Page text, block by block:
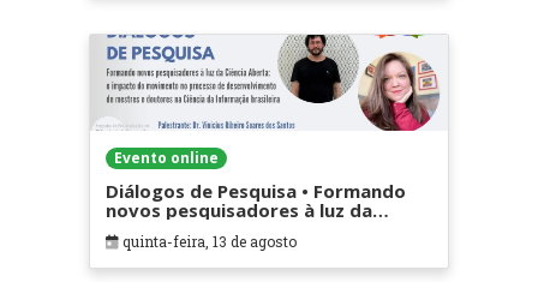
Evento online
Diálogos de Pesquisa • Formando
novos pesquisadores à luz da
Ciência Aberta: o impacto do
movimento no processo de
desenvolvimento de mestres e
quinta-feira, 13 de agosto